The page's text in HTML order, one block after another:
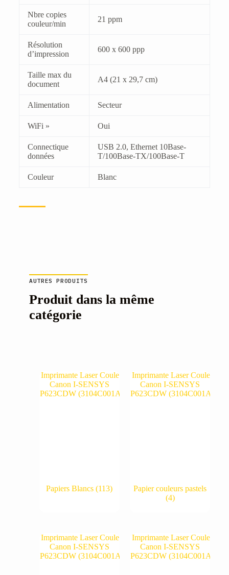
Nbre copies
couleur/min
21 ppm
Résolution
d’impression
600 x 600 ppp
Taille max du
document
A4 (21 x 29,7 cm)
Alimentation Secteur
WiFi » Oui
Connectique
données
USB 2.0, Ethernet 10Base-
T/100Base-TX/100Base-T
Couleur Blanc
AUTRES PRODUITS
Produit dans la même
catégorie
Papiers Blancs(113)
Papier couleurs pastels
(4)